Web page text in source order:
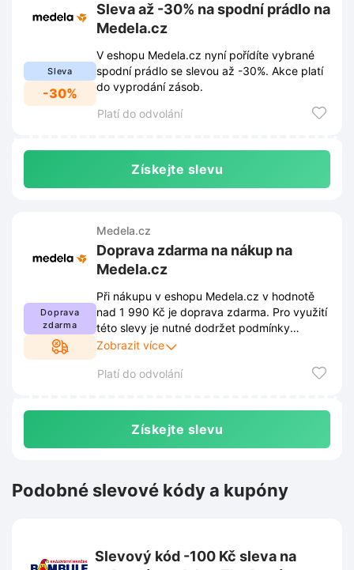
Sleva
-30%
Sleva až -30% na spodní prádlo na
Medela.cz
V eshopu Medela.cz nyní pořídíte vybrané
spodní prádlo se slevou až -30%. Akce platí
do vyprodání zásob.
Platí do odvolání
Získejte slevu
Doprava
zdarma
Medela.cz
Doprava zdarma na nákup na
Medela.cz
Při nákupu v eshopu Medela.cz v hodnotě
nad 1 990 Kč je doprava zdarma. Pro využití
této slevy je nutné dodržet podmínky
stanovené obchodem. Aktuální pravidla jsou
se průběžně měnit.
Zobrazit více
Platí do odvolání
Získejte slevu
Podobné slevové kódy a kupóny
Slevový kód -100 Kč sleva na